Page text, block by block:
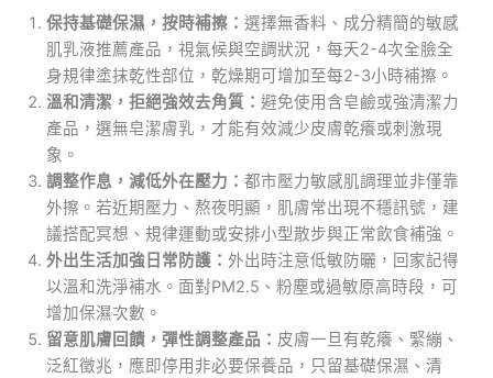
保持基礎保濕，按時補擦：選擇無香料、成分精簡的敏感
肌乳液推薦產品，視氣候與空調狀況，每天2-4次全臉全
身規律塗抹乾性部位，乾燥期可增加至每2-3小時補擦。
溫和清潔，拒絕強效去角質：避免使用含皂鹼或強清潔力
產品，選無皂潔膚乳，才能有效減少皮膚乾癢或刺激現
象。
調整作息，減低外在壓力：都市壓力敏感肌調理並非僅靠
外擦。若近期壓力、熬夜明顯，肌膚常出現不穩訊號，建
議搭配冥想、規律運動或安排小型散步與正常飲食補強。
外出生活加強日常防護：外出時注意低敏防曬，回家記得
以溫和洗淨補水。面對PM2.5、粉塵或過敏原高時段，可
增加保濕次數。
留意肌膚回饋，彈性調整產品： 皮膚一旦有乾癢、緊繃、
泛紅徵兆，應即停用非必要保養品，只留基礎保濕、清